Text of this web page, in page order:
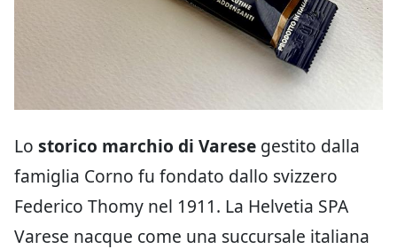
Lo storico marchio di Varese gestito dalla
famiglia Corno fu fondato dallo svizzero
Federico Thomy nel 1911. La Helvetia SPA
Varese nacque come una succursale italiana